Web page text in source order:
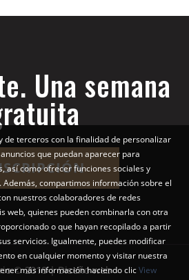
Una semana
© 2018 | Diseño web
de terceros con la finalidad de personalizar
que puedan aparecer para
así como ofrecer funciones sociales y
compartimos información sobre el
nuestros colaboradores de redes
web, quienes pueden combinarla con otra
o que hayan recopilado a partir
servicios. Igualmente, puedes modificar
en cualquier momento y visitar nuestra
más información haciendo clicView